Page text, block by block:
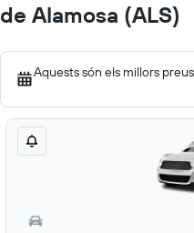
de Alamosa (ALS)
Aquests són els millors